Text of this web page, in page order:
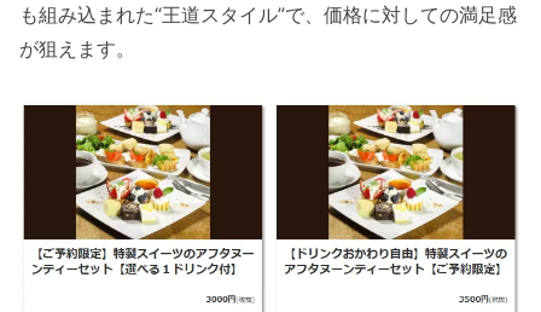
も組み込まれた“王道スタイル”で、価格に対しての満足感
が狙えます。